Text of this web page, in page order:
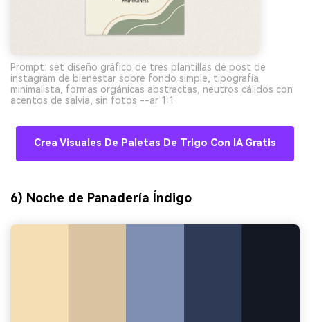
Prompt: set diseño gráfico de tres plantillas de post de
instagram de bienestar sobre fondo simple, tipografía
minimalista, formas orgánicas abstractas, neutros cálidos con
acentos de salvia, sin fotos --ar 1:1
Crea Visuales De Paletas De Trigo Con IA Gratis
6) Noche de Panadería Índigo